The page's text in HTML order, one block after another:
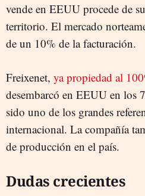
vende en EEUU procede de
territorio. El mercado
de un 10% de la facturación.
Freixenet, ya propiedad al
desembarcó en EEUU en los
sido uno de los grandes
internacional. La compañía
de producción en el país.
Dudas crecientes